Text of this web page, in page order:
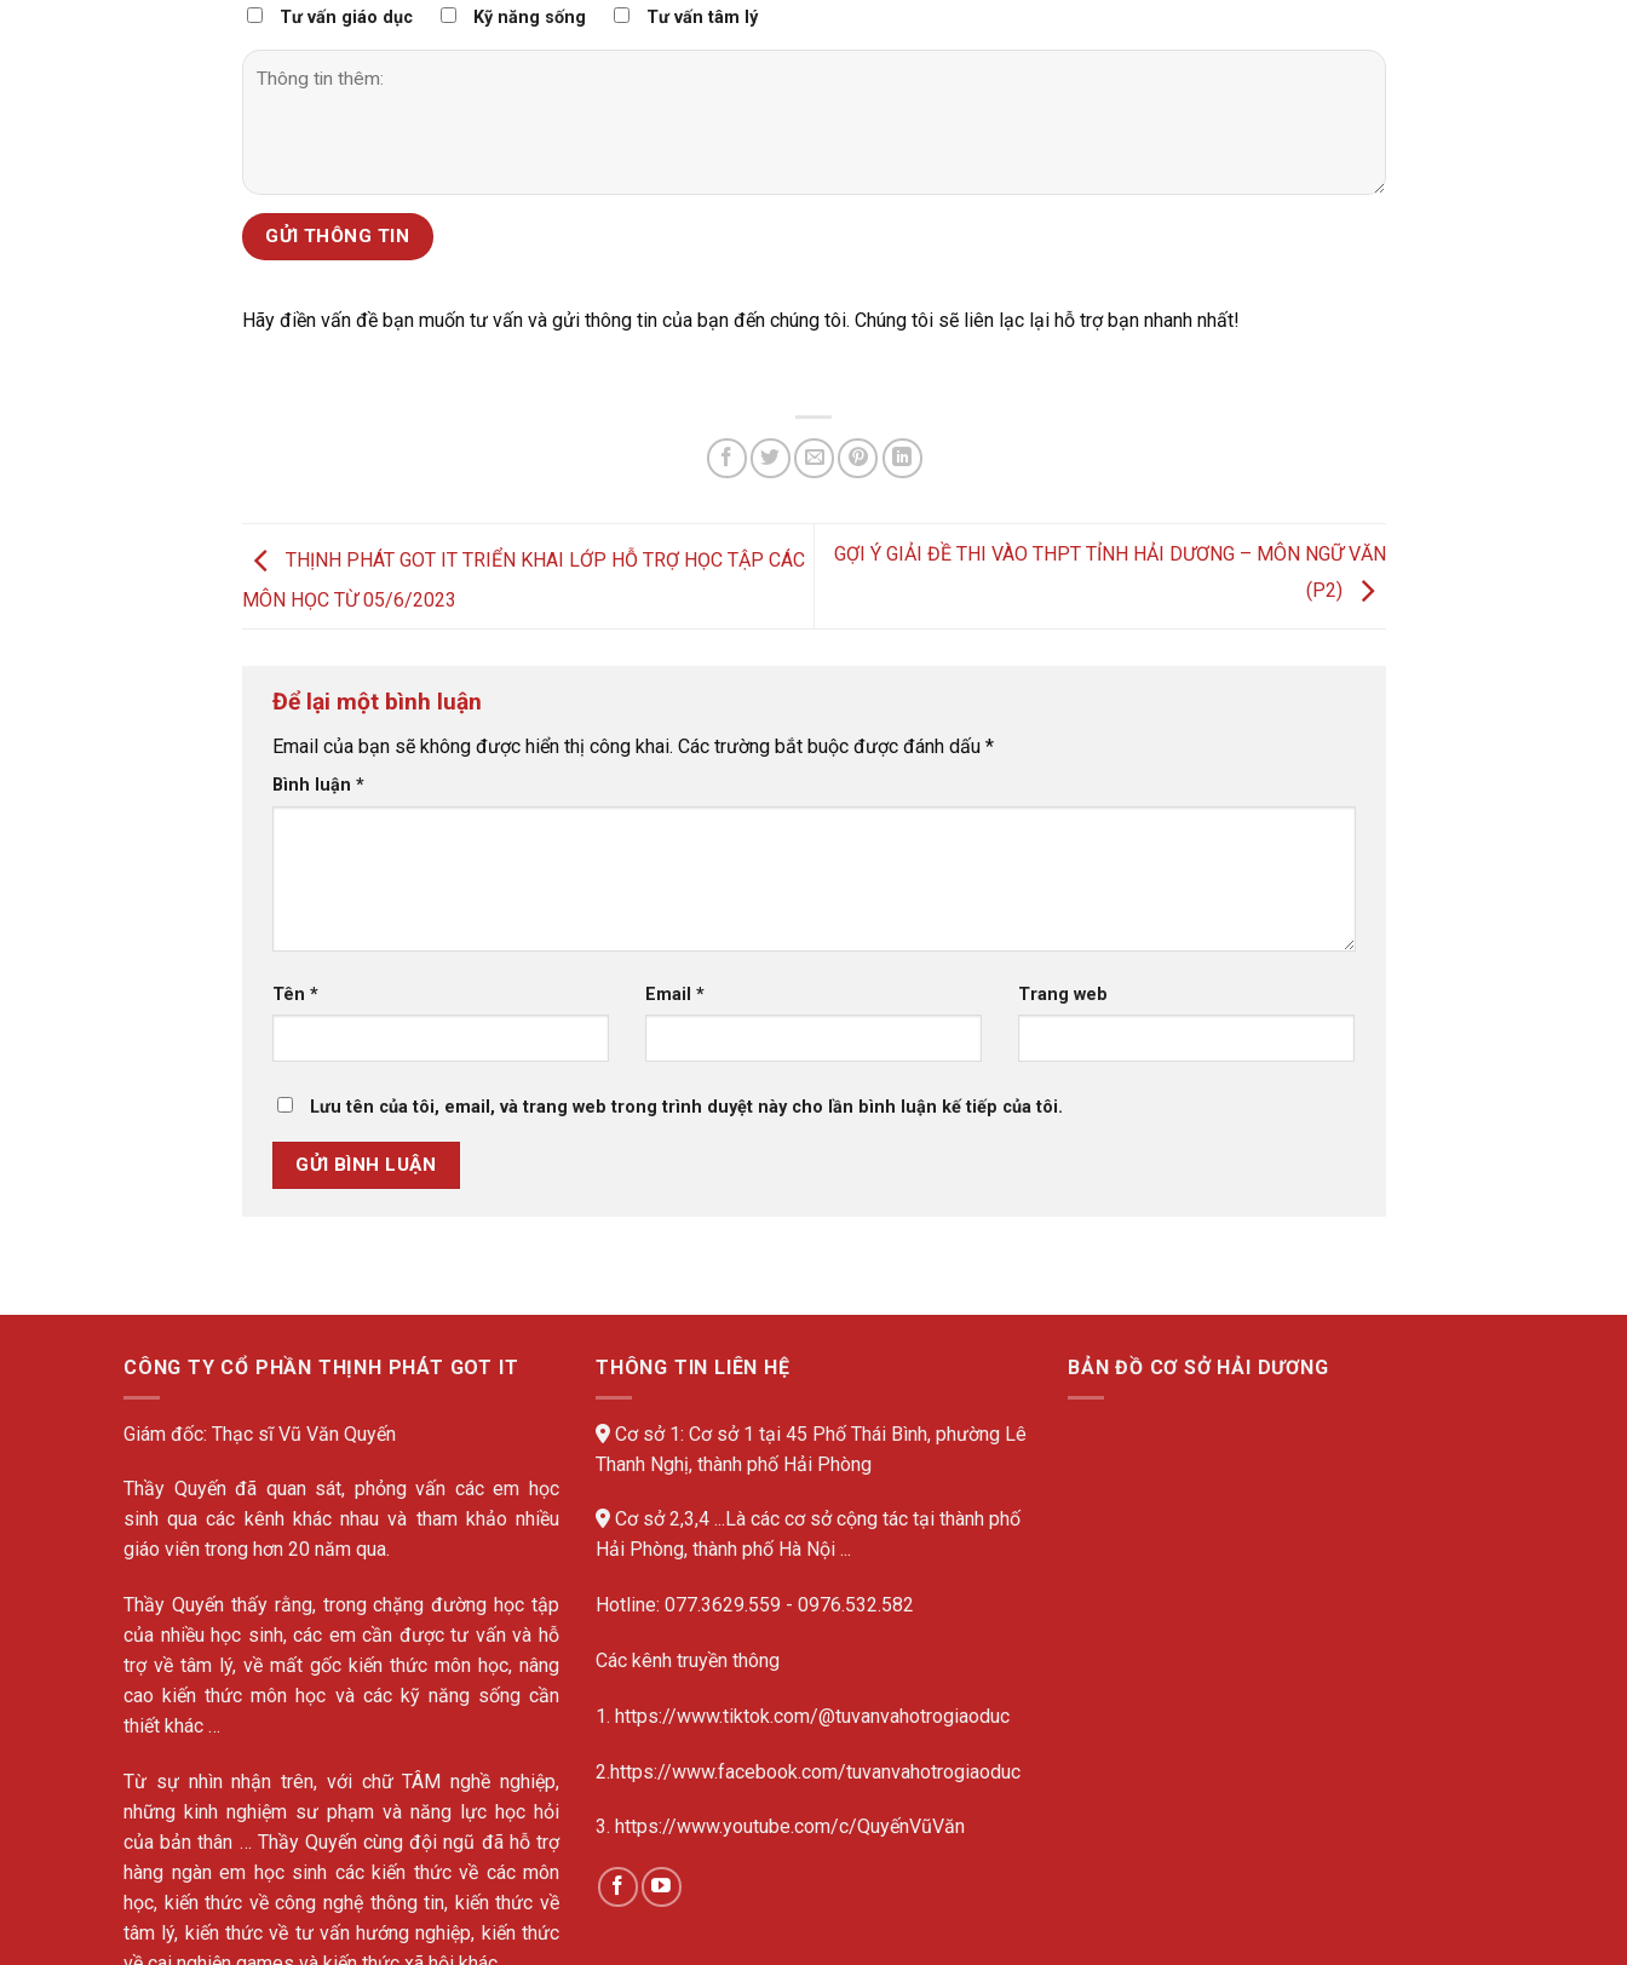
Tư vấn giáo dục Kỹ năng sống Tư vấn tâm lý
Hãy điền vấn đề bạn muốn tư vấn và gửi thông tin của bạn đến chúng tôi. Chúng tôi sẽ liên lạc lại hỗ trợ bạn nhanh nhất!
THỊNH PHÁT GOT IT TRIỂN KHAI LỚP HỖ TRỢ HỌC TẬP CÁC
MÔN HỌC TỪ 05/6/2023
GỢI Ý GIẢI ĐỀ THI VÀO THPT TỈNH HẢI DƯƠNG – MÔN NGỮ VĂN
(P2)
Để lại một bình luận
Email của bạn sẽ không được hiển thị công khai. Các trường bắt buộc được đánh dấu *
Bình luận *
Tên * Email * Trang web
Lưu tên của tôi, email, và trang web trong trình duyệt này cho lần bình luận kế tiếp của tôi.
CÔNG TY CỔ PHẦN THỊNH PHÁT GOT IT
Giám đốc: Thạc sĩ Vũ Văn Quyến
Thầy Quyến đã quan sát, phỏng vấn các em học
sinh qua các kênh khác nhau và tham khảo nhiều
giáo viên trong hơn 20 năm qua.
Thầy Quyến thấy rằng, trong chặng đường học tập
của nhiều học sinh, các em cần được tư vấn và hỗ
trợ về tâm lý, về mất gốc kiến thức môn học, nâng
cao kiến thức môn học và các kỹ năng sống cần
thiết khác …
Từ sự nhìn nhận trên, với chữ TÂM nghề nghiệp,
những kinh nghiệm sư phạm và năng lực học hỏi
của bản thân … Thầy Quyến cùng đội ngũ đã hỗ trợ
hàng ngàn em học sinh các kiến thức về các môn
học, kiến thức về công nghệ thông tin, kiến thức về
tâm lý, kiến thức về tư vấn hướng nghiệp, kiến thức
THÔNG TIN LIÊN HỆ
Cơ sở 1: Cơ sở 1 tại 45 Phố Thái Bình, phường Lê
Thanh Nghị, thành phố Hải Phòng
Cơ sở 2,3,4 ...Là các cơ sở cộng tác tại thành phố
Hải Phòng, thành phố Hà Nội ...
Hotline: 077.3629.559 - 0976.532.582
Các kênh truyền thông
1. https://www.tiktok.com/@tuvanvahotrogiaoduc
2.https://www.facebook.com/tuvanvahotrogiaoduc
3. https://www.youtube.com/c/QuyếnVũVăn
BẢN ĐỒ CƠ SỞ HẢI DƯƠNG